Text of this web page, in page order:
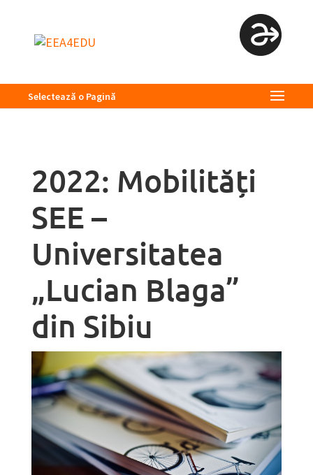
Selectează o Pagină
2022: Mobilități
SEE –
Universitatea
„Lucian Blaga”
din Sibiu